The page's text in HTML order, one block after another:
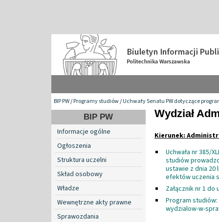
BIP PW/Programy studiów/Uchwały Senatu PW dotyczące
BIP PW
Informacje ogólne
Ogłoszenia
Struktura uczelni
Skład osobowy
Władze
Wewnętrzne akty prawne
Sprawozdania
Wydział
Kierunek:
Uchwała nr 385/
studiów
ustawie z dnia 20
efektów uczenia
Załącznik nr 1 do
Program
wydzialow-w-